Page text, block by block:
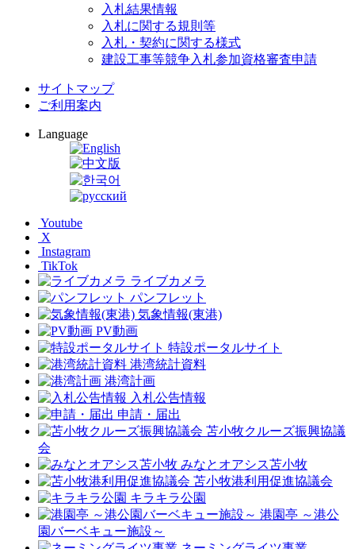
入札結果情報
入札に関する規則等
入札・契約に関する様式
建設工事等競争入札参加資格審査申請
サイトマップ
ご利用案内
Language
Youtube
X
Instagram
TikTok
ライブカメラ
パンフレット
気象情報(東港)
PV動画
特設ポータルサイト
港湾統計資料
港湾計画
入札公告情報
申請・届出
苫小牧クルーズ振興協議
会
みなとオアシス苫小牧
苫小牧港利用促進協議会
キラキラ公園
港園亭 ～港公
園バーベキュー施設～